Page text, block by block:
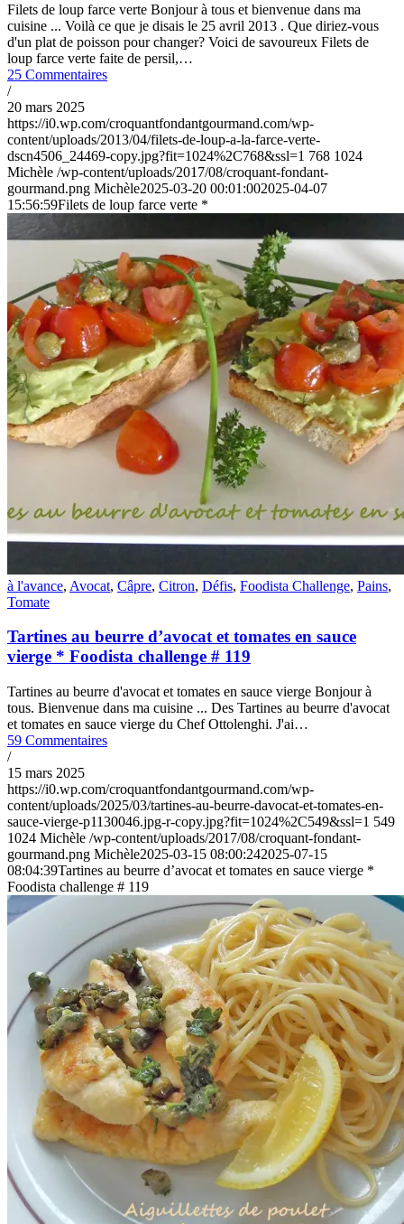
Filets de loup farce verte Bonjour à tous et bienvenue dans ma
cuisine ... Voilà ce que je disais le 25 avril 2013 . Que diriez-vous
d'un plat de poisson pour changer? Voici de savoureux Filets de
loup farce verte faite de persil,…
25 Commentaires
/
20 mars 2025
https://i0.wp.com/croquantfondantgourmand.com/wp-
content/uploads/2013/04/filets-de-loup-a-la-farce-verte-
dscn4506_24469-copy.jpg?fit=1024%2C768&ssl=1 768 1024
Michèle /wp-content/uploads/2017/08/croquant-fondant-
gourmand.png Michèle2025-03-20 00:01:002025-04-07
15:56:59Filets de loup farce verte *
à l'avance, Avocat, Câpre, Citron, Défis, Foodista Challenge, Pains,
Tomate
Tartines au beurre d’avocat et tomates en sauce
vierge * Foodista challenge # 119
Tartines au beurre d'avocat et tomates en sauce vierge Bonjour à
tous. Bienvenue dans ma cuisine ... Des Tartines au beurre d'avocat
et tomates en sauce vierge du Chef Ottolenghi. J'ai…
59 Commentaires
/
15 mars 2025
https://i0.wp.com/croquantfondantgourmand.com/wp-
content/uploads/2025/03/tartines-au-beurre-davocat-et-tomates-en-
sauce-vierge-p1130046.jpg-r-copy.jpg?fit=1024%2C549&ssl=1 549
1024 Michèle /wp-content/uploads/2017/08/croquant-fondant-
gourmand.png Michèle2025-03-15 08:00:242025-07-15
08:04:39Tartines au beurre d’avocat et tomates en sauce vierge *
Foodista challenge # 119